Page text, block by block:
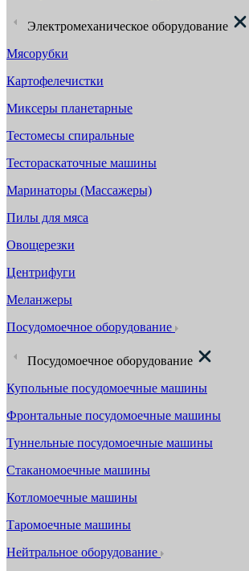
Электромеханическое оборудование
Мясорубки
Картофелечистки
Миксеры планетарные
Тестомесы спиральные
Тестораскаточные машины
Маринаторы (Массажеры)
Пилы для мяса
Овощерезки
Центрифуги
Меланжеры
Посудомоечное оборудование
Посудомоечное оборудование
Купольные посудомоечные машины
Фронтальные посудомоечные машины
Туннельные посудомоечные машины
Стаканомоечные машины
Котломоечные машины
Таромоечные машины
Нейтральное оборудование